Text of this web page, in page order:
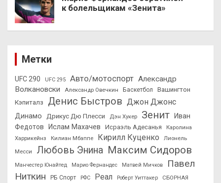
к болельщикам «Зенита»
Метки
UFC 290 UFC 295 Авто/мотоспорт Александр
Волкановски
Александр Овечкин Баскетбол
Вашингтон
Кэпиталз
Денис Быстров Джон Джонс
Динамо Дрикус Дю Плесси Дэн Хукер Зенит
Иван
Федотов
Ислам Махачев Исраэль Адесанья
Каролина
Харрикейнз
Килиан Мбаппе Кирилл Куценко
Лионель
Месси
Любовь Энина Максим Сидоров
Манчестер Юнайтед Марио Фернандес Матвей Мичков
Павел
Ниткин
РБ Спорт РФС Реал Роберт Уиттакер
СБОРНАЯ